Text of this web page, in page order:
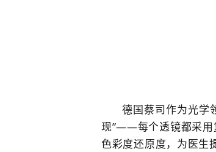
德国蔡司作为光学
现”——每个透镜都采用
色彩度还原度，为医生